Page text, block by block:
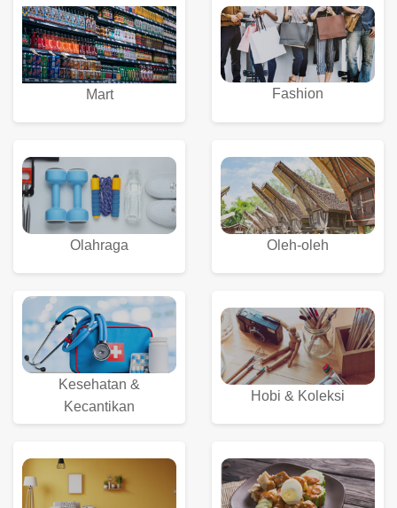
Mart Fashion
Olahraga Oleh-oleh
Kesehatan &
Kecantikan
Hobi & Koleksi